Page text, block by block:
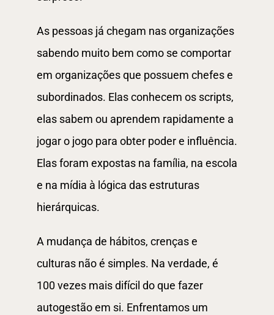
As pessoas já chegam nas organizações
sabendo muito bem como se comportar
em organizações que possuem chefes e
subordinados. Elas conhecem os scripts,
elas sabem ou aprendem rapidamente a
jogar o jogo para obter poder e influência.
Elas foram expostas na família, na escola
e na mídia à lógica das estruturas
hierárquicas.
A mudança de hábitos, crenças e
culturas não é simples. Na verdade, é
100 vezes mais difícil do que fazer
autogestão em si. Enfrentamos um